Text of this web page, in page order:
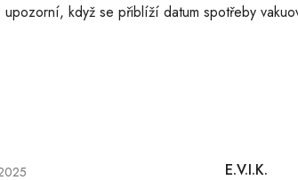
když se přiblíží datum spotřeby
obchodu je 5 z 5 hvězdiček.
E.V.I.K.